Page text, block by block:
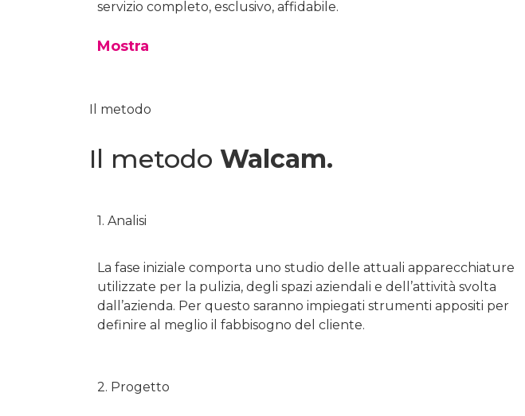
servizio completo, esclusivo, affidabile.
Mostra
Il metodo
Il metodo Walcam.
1. Analisi
La fase iniziale comporta uno studio delle attuali apparecchiature
utilizzate per la pulizia, degli spazi aziendali e dell’attività svolta
dall’azienda. Per questo saranno impiegati strumenti appositi per
definire al meglio il fabbisogno del cliente.
2. Progetto